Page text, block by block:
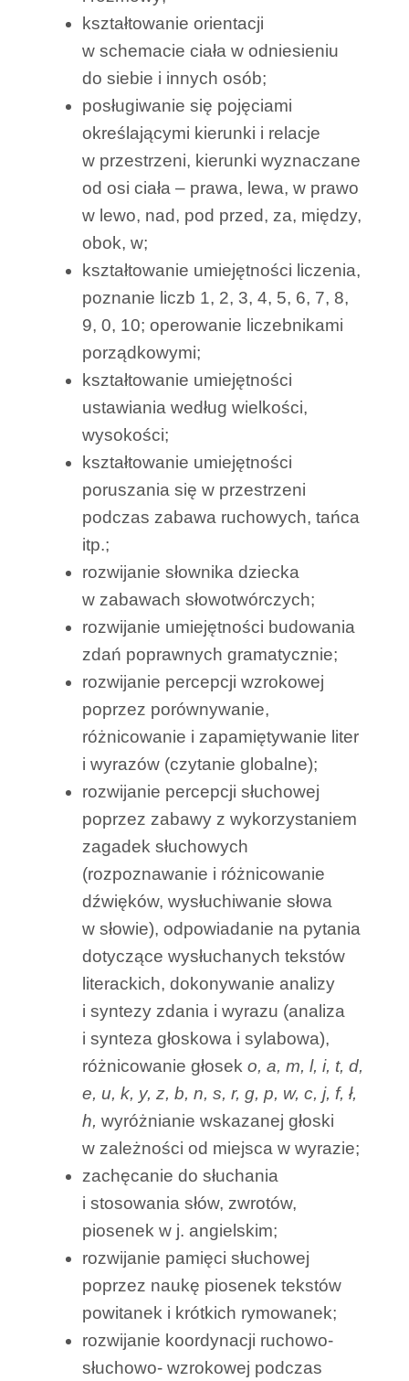
kształtowanie orientacji
w schemacie ciała w odniesieniu
do siebie i innych osób;
posługiwanie się pojęciami
określającymi kierunki i relacje
w przestrzeni, kierunki wyznaczane
od osi ciała – prawa, lewa, w prawo
w lewo, nad, pod przed, za, między,
obok, w;
kształtowanie umiejętności liczenia,
poznanie liczb 1, 2, 3, 4, 5, 6, 7, 8,
9, 0, 10; operowanie liczebnikami
porządkowymi;
kształtowanie umiejętności
ustawiania według wielkości,
wysokości;
kształtowanie umiejętności
poruszania się w przestrzeni
podczas zabawa ruchowych, tańca
itp.;
rozwijanie słownika dziecka
w zabawach słowotwórczych;
rozwijanie umiejętności budowania
zdań poprawnych gramatycznie;
rozwijanie percepcji wzrokowej
poprzez porównywanie,
różnicowanie i zapamiętywanie liter
i wyrazów (czytanie globalne);
rozwijanie percepcji słuchowej
poprzez zabawy z wykorzystaniem
zagadek słuchowych
(rozpoznawanie i różnicowanie
dźwięków, wysłuchiwanie słowa
w słowie), odpowiadanie na pytania
dotyczące wysłuchanych tekstów
literackich, dokonywanie analizy
i syntezy zdania i wyrazu (analiza
i synteza głoskowa i sylabowa),
różnicowanie głosek o, a, m, l, i, t, d,
e, u, k, y, z, b, n, s, r, g, p, w, c, j, f, ł,
h, wyróżnianie wskazanej głoski
w zależności od miejsca w wyrazie;
zachęcanie do słuchania
i stosowania słów, zwrotów,
piosenek w j. angielskim;
rozwijanie pamięci słuchowej
poprzez naukę piosenek tekstów
powitanek i krótkich rymowanek;
rozwijanie koordynacji ruchowo-
słuchowo- wzrokowej podczas